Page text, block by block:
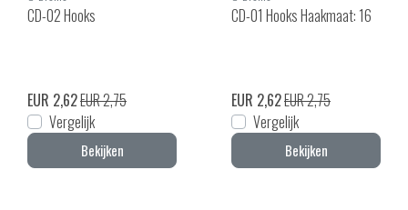
CD-02 Hooks
EUR 2,62EUR 2,75
Vergelijk
Bekijken
CD-01 Hooks Haakmaat: 16
EUR 2,62EUR 2,75
Vergelijk
Bekijken